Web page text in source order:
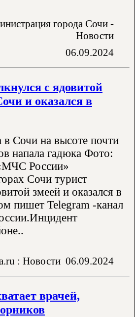
города Сочи -
Новости
06.09.2024
с ядовитой
и оказался в
Сочи на высоте почти
напала гадюка Фото:
России»
Сочи турист
змеей и оказался в
пишет Telegram -канал
: Новости 06.09.2024
врачей,